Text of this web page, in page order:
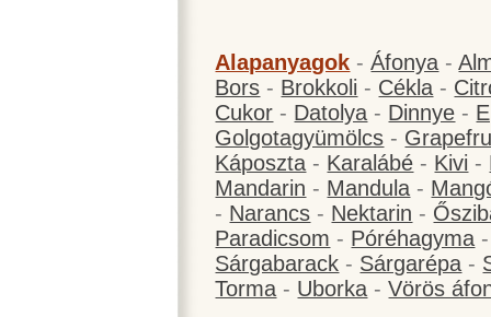
Alapanyagok -Áfonya -
Bors - Brokkoli - Cékla -
Cukor - Datolya - Dinnye -
Golgotagyümölcs -
Káposzta - Karalábé - Kivi -
Mandarin - Mandula -
- Narancs - Nektarin -
Paradicsom - Póréhagyma
Sárgabarack - Sárgarépa -
Torma - Uborka -Vörös